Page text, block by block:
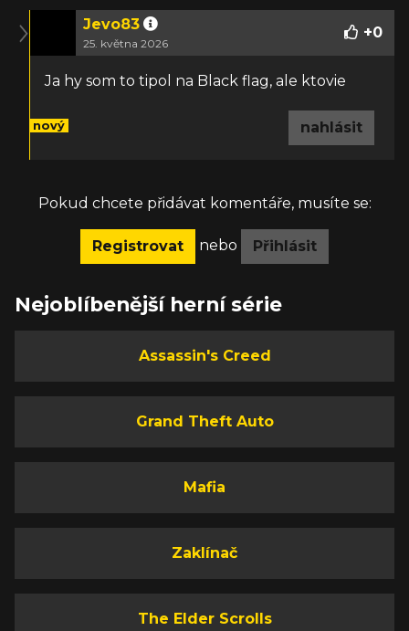
Jevo83
25. května 2026
+0
Ja hy som to tipol na Black flag, ale ktovie
nový nahlásit
Pokud chcete přidávat komentáře, musíte se:
Registrovat nebo Přihlásit
Nejoblíbenější herní série
Assassin's Creed
Grand Theft Auto
Mafia
Zaklínač
The Elder Scrolls